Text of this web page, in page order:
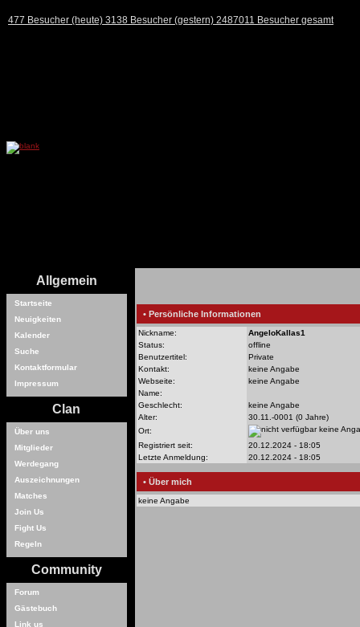
477 Besucher (heute) 3138 Besucher (gestern) 2487011 Besucher gesamt
Allgemein
Startseite
Neuigkeiten
Kalender
Suche
Kontaktformular
Impressum
Clan
Über uns
Mitglieder
Werdegang
Auszeichnungen
Matches
Join Us
Fight Us
Regeln
Community
Forum
Gästebuch
Link us
• Persönliche Informationen
Nickname:
AngeloKallas1
Status:
offline
Benutzertitel:
Private
Kontakt:
keine Angabe
Webseite:
keine Angabe
Name:
Geschlecht:
keine Angabe
Alter:
30.11.-0001 (0 Jahre)
Ort:
keine
Registriert seit:
20.12.2024 - 18:05
Letzte Anmeldung:
20.12.2024 - 18:05
• Über mich
keine Angabe